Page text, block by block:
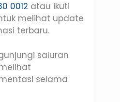
0012 atau ikuti
melihat update
terbaru.
saluran
selama